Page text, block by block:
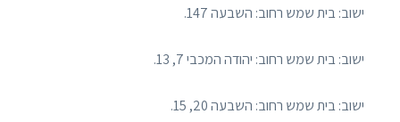
ישוב: בית שמש רחוב: השבעה 147.
ישוב: בית שמש רחוב: יהודה המכבי 7, 13.
ישוב: בית שמש רחוב: השבעה 20, 15.